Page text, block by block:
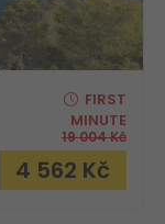
FIRST
MINUTE
19 004Kč
4 562 Kč